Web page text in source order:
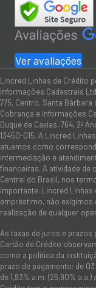
Ver avaliações
Lincred Linhas de Crédito
Informações Cadastrais
775, Centro, Santa Bárbara
Cobrança e Informações
Duque de Caxias, 764, 2º
13450-015. A Lincred
atuamos como
intermediação e
financeiras. A atividade de
Central do Brasil, nos
Importante: Lincred
empréstimo, não
realização de qualquer
As taxas de juros e prazos
Cartão de Crédito
como a política da
prazo de pagamento: de
de 1,93% a.m. (25,80%